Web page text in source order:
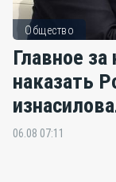
Общество
Главное
наказать
06.08 07:11